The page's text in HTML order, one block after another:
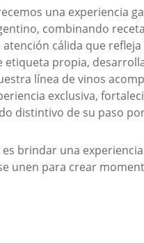
una experiencia
combinando
cálida que
etiqueta propia,
línea de vinos
exclusiva,
distintivo de su paso
brindar una
unen para crear